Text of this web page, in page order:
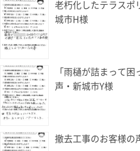
老朽化したテラスポ
城市H様
「雨樋が詰まって
声・新城市Y様
撤去工事のお客様の